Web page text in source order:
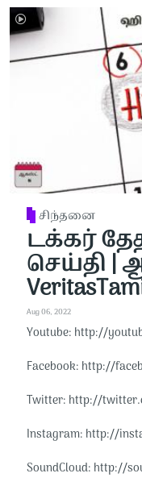
சிந்தனை
டக்கர்
செய்தி |
Aug 06, 2022
Youtube: http://
Facebook: http://
Twitter: http://
Instagram: http://
SoundCloud: http://